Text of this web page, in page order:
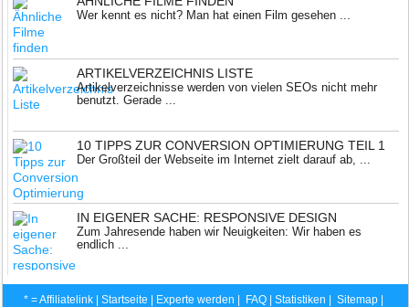
Wer kennt es nicht? Man hat einen Film gesehen ...
ARTIKELVERZEICHNIS LISTE
Artikelverzeichnisse werden von vielen SEOs nicht mehr
benutzt. Gerade ...
10 TIPPS ZUR CONVERSION OPTIMIERUNG TEIL 1
Der Großteil der Webseite im Internet zielt darauf ab, ...
IN EIGENER SACHE: RESPONSIVE DESIGN
Zum Jahresende haben wir Neuigkeiten: Wir haben es
endlich ...
* = Affiliatelink |Startseite Experte werden FAQ |Statistiken |Sitemap